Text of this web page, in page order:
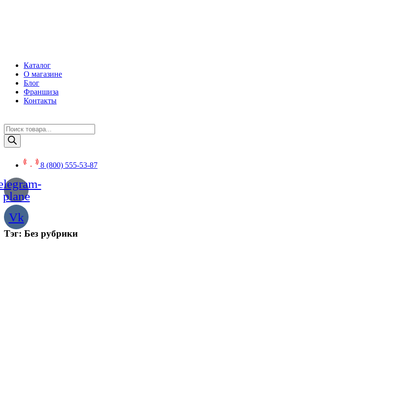
Каталог
О магазине
Блог
Франшиза
Контакты
Поиск
товаров
8 (800) 555-53-87
plane
Vk
Тэг: Без рубрики